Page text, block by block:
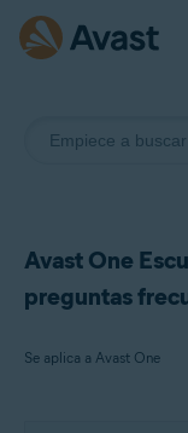
Avast One
preguntas
Se aplica a Avast One